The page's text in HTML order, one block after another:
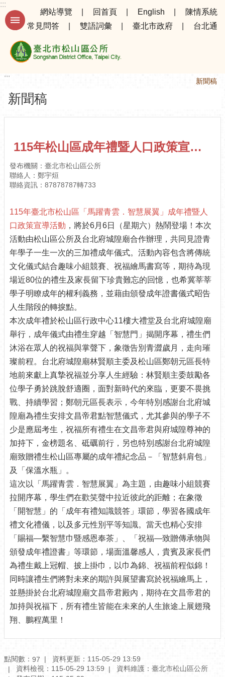
跳到主要內容區塊
進
搜
告
選
務
專
機
關
介
認
識
松
山
為
民
務
鄰
里
資
訊
政
府
資
訊
公
開
防
救
災
網
（The
Information
of
Disaster
Prevention）
觀
閒
網
:::
網站導覽
回首頁 English
陳情系統
常見問答
雙語詞彙 臺北市政府 台北通
:::
:::
新聞稿
新聞稿
115年松山區成年禮暨人口政策宣導活動－成年「三加禮」奉茶孝親恩，台北府城隍文昌福慧賜禮生。
發布機關：臺北市松山區公所
聯絡人：鄭宇烜
聯絡資訊：87878787轉733
115年臺北市松山區「馬躍青雲．智慧展翼」成年禮暨人
口政策宣導活動 ，將於6月6日（星期六）熱鬧登場！本次
活動由松山區公所及台北府城隍廟合作辦理，共同見證青
年學子一生一次的三加禮成年儀式。活動內容包含將傳統
文化儀式結合趣味小組競賽、祝福繪馬書寫等，期待為現
場近80位的禮生及家長留下珍貴難忘的回憶，也希冀莘莘
學子明瞭成年的權利義務，並藉由頒發成年證書儀式昭告
人生階段的轉捩點。
本次成年禮於松山區行政中心11樓大禮堂及台北府城隍廟
舉行，成年儀式由禮生穿越「智慧門」揭開序幕，禮生們
沐浴在眾人的祝福與掌聲下，象徵告別青澀歲月，走向璀
璨前程。台北府城隍廟林賢順主委及松山區鄭朝元區長特
地前來獻上真摯祝福並分享人生經驗：林賢順主委鼓勵各
位學子勇於跳脫舒適圈，面對新時代的來臨，更要不畏挑
戰、持續學習；鄭朝元區長表示，今年特別感謝台北府城
隍廟為禮生安排文昌帝君點智慧儀式，尤其參與的學子不
少是應屆考生，祝福所有禮生在文昌帝君與府城隍尊神的
加持下，金榜題名、砥礪前行，另也特別感謝台北府城隍
廟致贈禮生松山區專屬的成年禮紀念品－「智慧斜肩包」
及「保溫水瓶」。
這次以「馬躍青雲．智慧展翼」為主題，由趣味小組競賽
拉開序幕，學生們在歡笑聲中拉近彼此的距離；在象徵
「開智慧」的「成年有禮知識競答」環節，學習各國成年
禮文化禮儀，以及多元性別平等知識。當天也精心安排
「賜福—繫智慧巾暨感恩奉茶」、「祝福—致贈傳承物與
頒發成年禮證書」等環節，場面溫馨感人，貴賓及家長們
為禮生戴上冠帽、披上掛巾，以巾為錦、祝福前程似錦！
同時讓禮生們將對未來的期許與展望書寫於祝福繪馬上，
並懸掛於台北府城隍廟文昌帝君殿內，期待在文昌帝君的
加持與祝福下，所有禮生皆能在未來的人生旅途上展翅飛
翔、鵬程萬里！
點閱數： 97
資料更新：115-05-29 13:59
資料檢視：115-05-29 13:59
資料維護：臺北市松山區公所